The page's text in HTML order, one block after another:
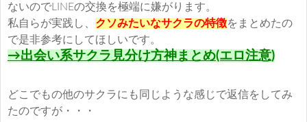
ないのでLINEの交換を極端に嫌がります。
私自らが実践し、 クソみたいなサクラの特徴をまとめたの
で是非参考にしてほしいです。
→出会い系サクラ見分け方神まとめ(エロ注意)
どこでもの他のサクラにも同じような感じで返信をしてみ
たのですが・・・